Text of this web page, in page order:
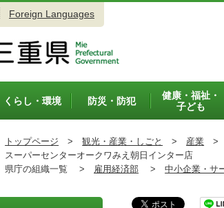
Foreign Languages
くらし・環境 防災・防犯
健康・福祉・
子ども
トップページ > 観光・産業・しごと > 産業 >
スーパーセンターオークワみえ朝日インター店
県庁の組織一覧 > 雇用経済部 > 中小企業・サ